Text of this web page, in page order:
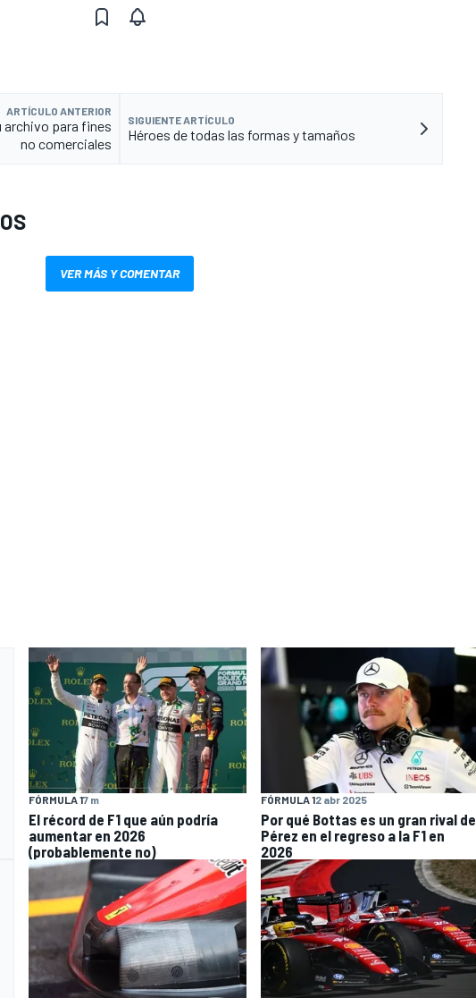
ARTÍCULO ANTERIOR
archivo para fines
no comerciales
SIGUIENTE ARTÍCULO
Héroes de todas las formas y tamaños
VER MÁS Y COMENTAR
FÓRMULA 17 m
El récord de F1 que aún podría
aumentar en 2026
(probablemente no)
FÓRMULA 12 abr 2025
Por qué Bottas es un gran rival de
Pérez en el regreso a la F1 en
2026